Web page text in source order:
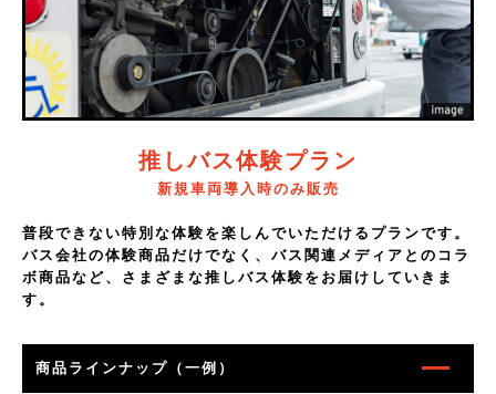
推しバス体験プラン
新規車両導入時のみ販売
普段できない特別な体験を楽しんでいただけるプランです。
バス会社の体験商品だけでなく、バス関連メディアとのコラ
ボ商品など、さまざまな推しバス体験をお届けしていきま
す。
商品ラインナップ（一例）